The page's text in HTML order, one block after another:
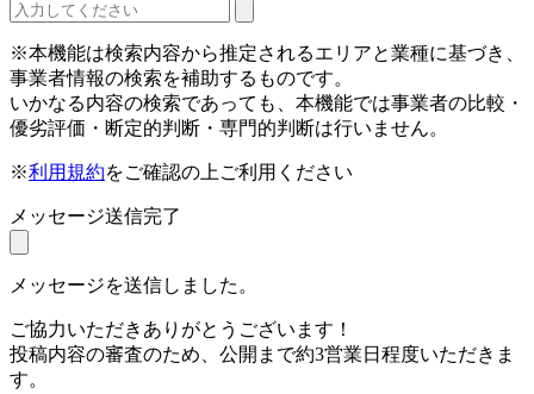
※本機能は検索内容から推定されるエリアと業種に基づき、
事業者情報の検索を補助するものです。
いかなる内容の検索であっても、本機能では事業者の比較・
優劣評価・断定的判断・専門的判断は行いません。
※利用規約をご確認の上ご利用ください
メッセージ送信完了
メッセージを送信しました。
ご協力いただきありがとうございます！
投稿内容の審査のため、公開まで約3営業日程度いただきま
す。